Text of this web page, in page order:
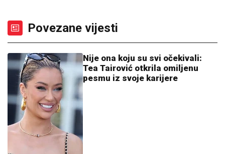
Povezane vijesti
Nije ona koju su svi očekivali:
Tea Tairović otkrila omiljenu
pesmu iz svoje karijere